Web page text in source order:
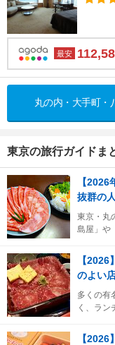
最安
丸の内・大手町・
東京の旅行ガイドま
【
抜群の
東京・丸
島屋」や
【
のよい
多くの有
く、ラン
【